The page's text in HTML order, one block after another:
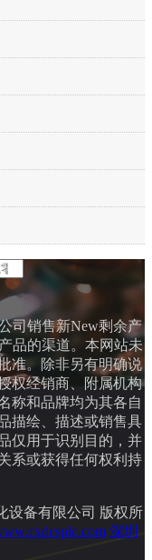
司销售新New剩余产
品的渠道。本网站未
准。除非另有明确说
权经销商、附属机构
称和品牌均为其各自
描绘、描述或销售具
仅用于识别目的，并
系或获得任何权利持
设备有限公司 版权所
深圳